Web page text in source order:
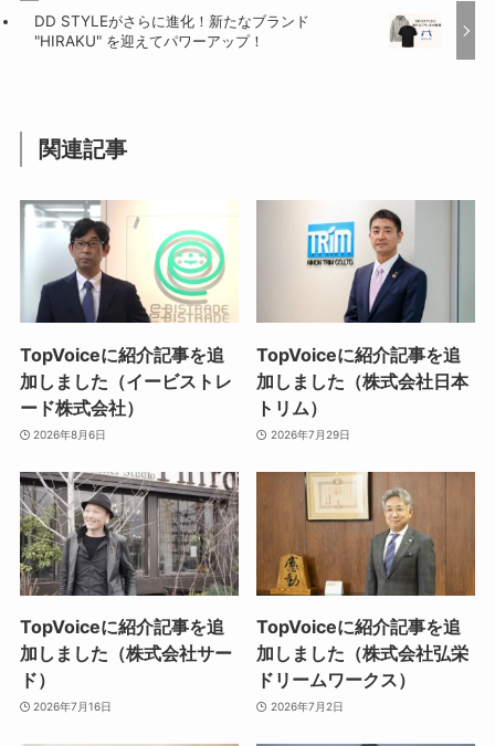
DD STYLEがさらに進化！新たなブランド
"HIRAKU" を迎えてパワーアップ！
関連記事
TopVoiceに紹介記事を追
加しました（イービストレ
ード株式会社）
2026年8月6日
TopVoiceに紹介記事を追
加しました（株式会社日本
トリム）
2026年7月29日
TopVoiceに紹介記事を追
加しました（株式会社サー
ド）
2026年7月16日
TopVoiceに紹介記事を追
加しました（株式会社弘栄
ドリームワークス）
2026年7月2日